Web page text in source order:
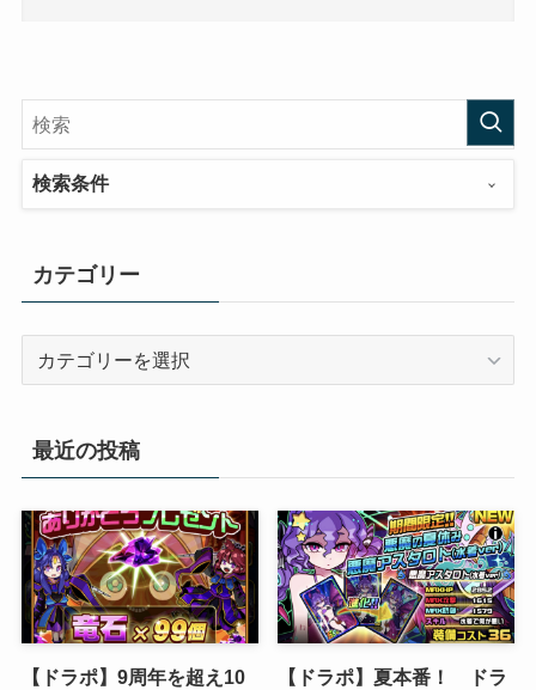
検索条件
カテゴリー
リ
最近の投稿
【ドラポ】9周年を超え10
【ドラポ】夏本番！ ドラ